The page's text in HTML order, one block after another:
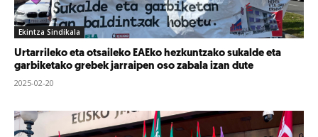
Ekintza Sindikala
Urtarrileko eta otsaileko EAEko hezkuntzako sukalde eta
garbiketako grebek jarraipen oso zabala izan dute
2025-02-20